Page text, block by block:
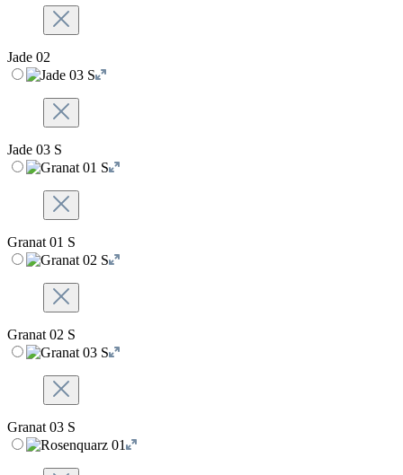
Jade 02
Jade 03 S
Granat 01 S
Granat 02 S
Granat 03 S